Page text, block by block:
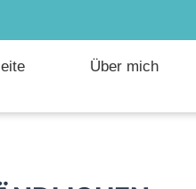
Über mich